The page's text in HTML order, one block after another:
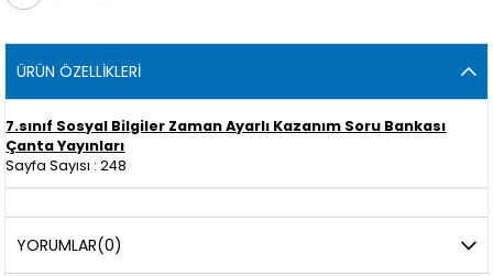
ÜRÜN ÖZELLIKLERI
7.sınıf Sosyal Bilgiler Zaman Ayarlı Kazanım Soru Bankası
Çanta Yayınları
Sayfa Sayısı : 248
YORUMLAR(0)